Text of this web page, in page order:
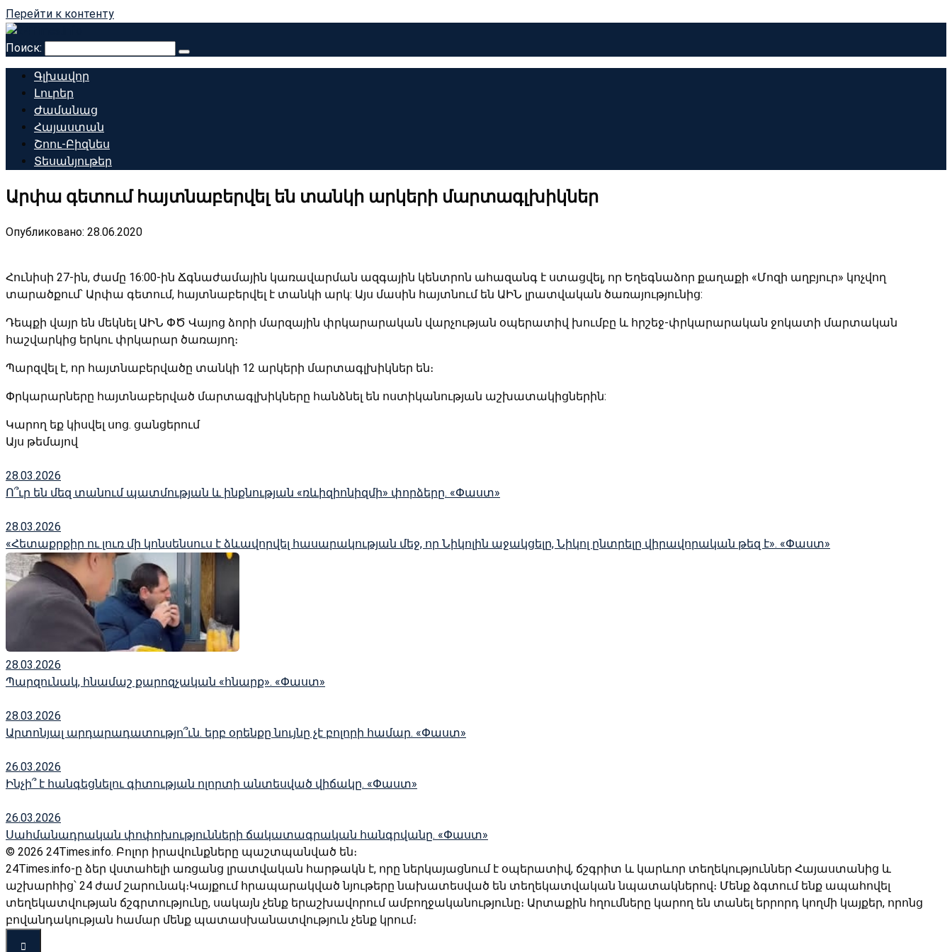
Перейти к контенту
Поиск:
Գլխավոր
Լուրեր
Ժամանաց
Հայաստան
Շոու-Բիզնես
Տեսանյութեր
Արփա գետում հայտնաբերվել են տանկի արկերի մարտագլխիկներ
Опубликовано: 28.06.2020
Հունիսի 27-ին, ժամը 16:00-ին Ճգնաժամային կառավարման ազգային կենտրոն ահազանգ է ստացվել, որ Եղեգնաձոր քաղաքի «Մոզի աղբյուր» կոչվող
տարածքում՝ Արփա գետում, հայտնաբերվել է տանկի արկ: Այս մասին հայտնում են ԱԻՆ լրատվական ծառայությունից:
Դեպքի վայր են մեկնել ԱԻՆ ՓԾ Վայոց ձորի մարզային փրկարարական վարչության օպերատիվ խումբը և հրշեջ-փրկարարական ջոկատի մարտական
հաշվարկից երկու փրկարար ծառայող։
Պարզվել է, որ հայտնաբերվածը տանկի 12 արկերի մարտագլխիկներ են։
Փրկարարները հայտնաբերված մարտագլխիկները հանձնել են ոստիկանության աշխատակիցներին:
Կարող եք կիսվել սոց․ ցանցերում
Այս թեմայով
28.03.2026
Ո՞ւր են մեզ տանում պատմության և ինքնության «ռևիզիոնիզմի» փորձերը. «Փաստ»
28.03.2026
«Հետաքրքիր ու լուռ մի կոնսենսուս է ձևավորվել հասարակության մեջ, որ Նիկոլին աջակցելը, Նիկոլ ընտրելը վիրավորական թեզ է». «Փաստ»
28.03.2026
Պարզունակ, հնամաշ քարոզչական «հնարք». «Փաստ»
28.03.2026
Արտոնյալ արդարադատությո՞ւն. երբ օրենքը նույնը չէ բոլորի համար. «Փաստ»
26.03.2026
Ինչի՞ է հանգեցնելու գիտության ոլորտի անտեսված վիճակը. «Փաստ»
26.03.2026
Սահմանադրական փոփոխությունների ճակատագրական հանգրվանը. «Փաստ»
© 2026 24Times.info․ Բոլոր իրավունքները պաշտպանված են։
24Times.info-ը ձեր վստահելի առցանց լրատվական հարթակն է, որը ներկայացնում է օպերատիվ, ճշգրիտ և կարևոր տեղեկություններ Հայաստանից և
աշխարհից՝ 24 ժամ շարունակ։Կայքում հրապարակված նյութերը նախատեսված են տեղեկատվական նպատակներով։ Մենք ձգտում ենք ապահովել
տեղեկատվության ճշգրտությունը, սակայն չենք երաշխավորում ամբողջականությունը։ Արտաքին հղումները կարող են տանել երրորդ կողմի կայքեր, որոնց
բովանդակության համար մենք պատասխանատվություն չենք կրում։